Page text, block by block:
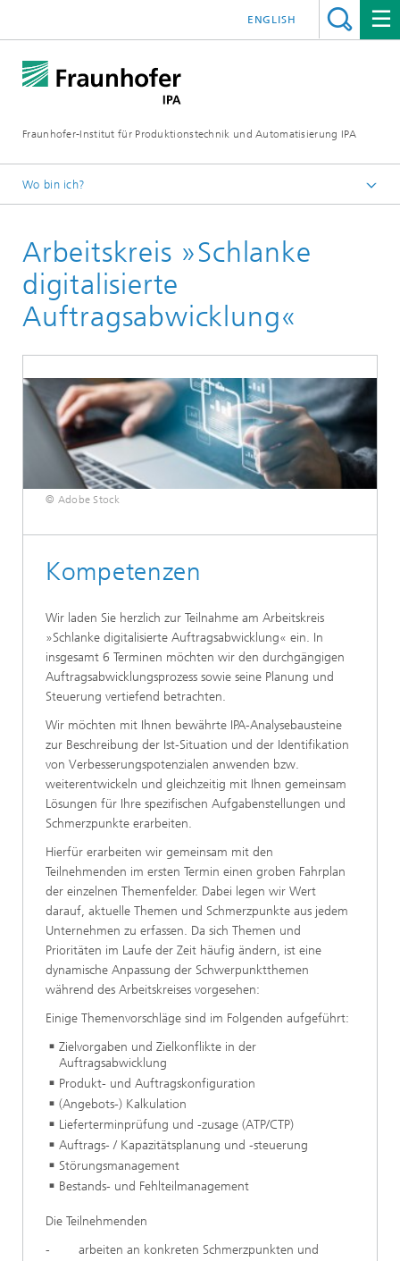
Fraunhofer-Institut für Produktionstechnik und Automatisierung IPA
ENGLISH
Wo bin ich?
Aktuelle Forschung
Auftragsmanagement und Wertschöpfungsnetze
Arbeitskreis »Schlanke
digitalisierte
Auftragsabwicklung«
© Adobe Stock
Kompetenzen
Wir laden Sie herzlich zur Teilnahme am Arbeitskreis
»Schlanke digitalisierte Auftragsabwicklung« ein. In
insgesamt 6 Terminen möchten wir den durchgängigen
Auftragsabwicklungsprozess sowie seine Planung und
Steuerung vertiefend betrachten.
Wir möchten mit Ihnen bewährte IPA-Analysebausteine
zur Beschreibung der Ist-Situation und der Identifikation
von Verbesserungspotenzialen anwenden bzw.
weiterentwickeln und gleichzeitig mit Ihnen gemeinsam
Lösungen für Ihre spezifischen Aufgabenstellungen und
Schmerzpunkte erarbeiten.
Hierfür erarbeiten wir gemeinsam mit den
Teilnehmenden im ersten Termin einen groben Fahrplan
der einzelnen Themenfelder. Dabei legen wir Wert
darauf, aktuelle Themen und Schmerzpunkte aus jedem
Unternehmen zu erfassen. Da sich Themen und
Prioritäten im Laufe der Zeit häufig ändern, ist eine
dynamische Anpassung der Schwerpunktthemen
während des Arbeitskreises vorgesehen:
Einige Themenvorschläge sind im Folgenden aufgeführt:
Zielvorgaben und Zielkonflikte in der
Auftragsabwicklung
Produkt- und Auftragskonfiguration
(Angebots-) Kalkulation
Lieferterminprüfung und -zusage (ATP/CTP)
Auftrags- / Kapazitätsplanung und -steuerung
Störungsmanagement
Bestands- und Fehlteilmanagement
Die Teilnehmenden
- arbeiten an konkreten Schmerzpunkten und